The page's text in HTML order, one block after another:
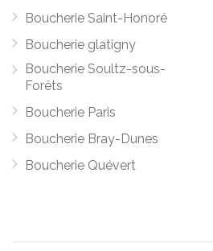
Boucherie Saint-Honoré
Boucherie glatigny
Boucherie Soultz-sous-
Forêts
Boucherie Paris
Boucherie Bray-Dunes
Boucherie Quévert